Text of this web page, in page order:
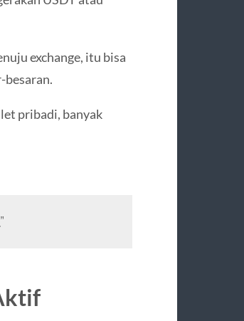
exchange, itu bisa
besaran.
pribadi, banyak